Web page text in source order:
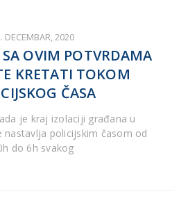
DECEMBAR, 2020
SA OVIM POTVRDAMA
KRETATI TOKOM
ČASA
je kraj izolaciji građana u
nastavlja policijskim časom od
do 6h svakog